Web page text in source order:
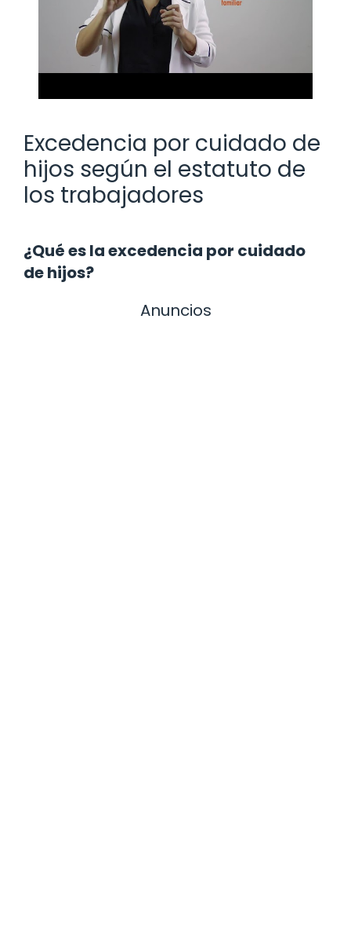
Excedencia por cuidado de
hijos según el estatuto de
los trabajadores
¿Qué es la excedencia por cuidado
de hijos?
Anuncios